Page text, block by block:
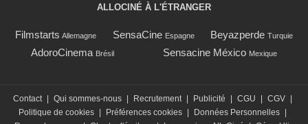
ALLOCINÉ À L'ÉTRANGER
Filmstarts Allemagne SensaCine Espagne Beyazperde Turquie
AdoroCinema Brésil Sensacine México Mexique
Contact Qui sommes-nous Recrutement Publicité CGU CGV
Politique de cookies
Préférences cookies Données Personnelles